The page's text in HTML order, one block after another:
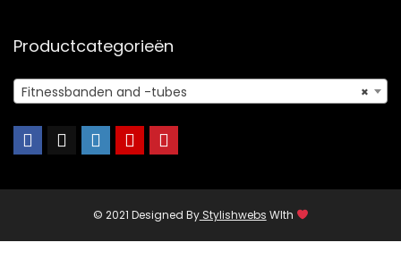
Productcategorieën
×
Fitnessbanden and -tubes
© 2021 Designed ByStylishwebs WIth